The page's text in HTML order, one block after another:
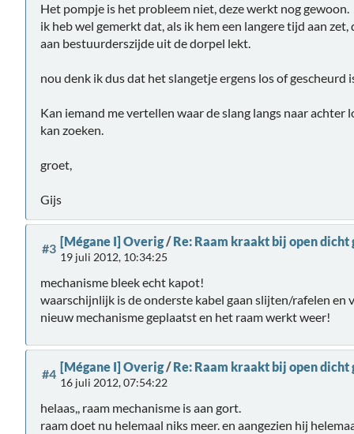
Het pompje is het probleem niet, deze werkt nog gewoon.
ik heb wel gemerkt dat, als ik hem een langere tijd aan
aan bestuurderszijde uit de dorpel lekt.
nou denk ik dus dat het slangetje ergens los of gescheurd
Kan iemand me vertellen waar de slang langs naar
kan zoeken.
groet,
Gijs
#3 [Mégane I] Overig/Re: Raam kraakt bij open dicht
19 juli 2012, 10:34:25
mechanisme bleek echt kapot!
waarschijnlijk is de onderste kabel gaan slijten/rafelen en
nieuw mechanisme geplaatst en het raam werkt weer!
#4 [Mégane I] Overig/Re: Raam kraakt bij open dicht
16 juli 2012, 07:54:22
helaas,, raam mechanisme is aan gort.
raam doet nu helemaal niks meer. en aangezien hij